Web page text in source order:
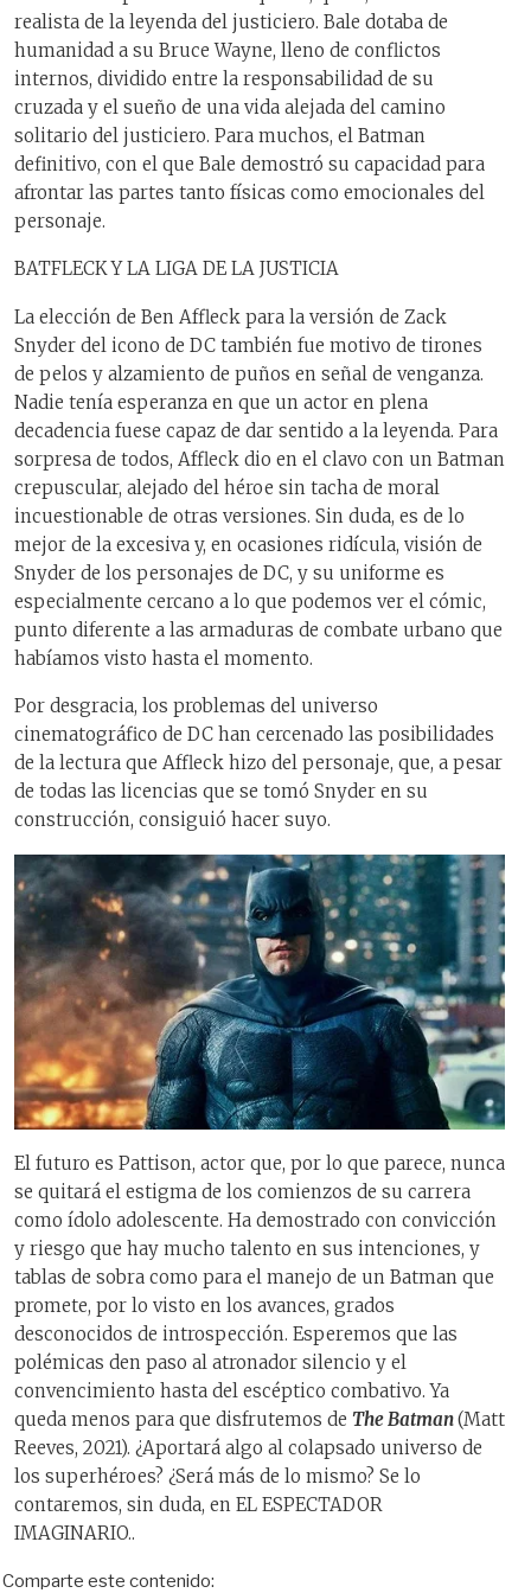
realista de la leyenda del justiciero. Bale dotaba de
humanidad a su Bruce Wayne, lleno de conflictos
internos, dividido entre la responsabilidad de su
cruzada y el sueño de una vida alejada del camino
solitario del justiciero. Para muchos, el Batman
definitivo, con el que Bale demostró su capacidad para
afrontar las partes tanto físicas como emocionales del
personaje.
BATFLECK Y LA LIGA DE LA JUSTICIA
La elección de Ben Affleck para la versión de Zack
Snyder del icono de DC también fue motivo de tirones
de pelos y alzamiento de puños en señal de venganza.
Nadie tenía esperanza en que un actor en plena
decadencia fuese capaz de dar sentido a la leyenda. Para
sorpresa de todos, Affleck dio en el clavo con un Batman
crepuscular, alejado del héroe sin tacha de moral
incuestionable de otras versiones. Sin duda, es de lo
mejor de la excesiva y, en ocasiones ridícula, visión de
Snyder de los personajes de DC, y su uniforme es
especialmente cercano a lo que podemos ver el cómic,
punto diferente a las armaduras de combate urbano que
habíamos visto hasta el momento.
Por desgracia, los problemas del universo
cinematográfico de DC han cercenado las posibilidades
de la lectura que Affleck hizo del personaje, que, a pesar
de todas las licencias que se tomó Snyder en su
construcción, consiguió hacer suyo.
El futuro es Pattison, actor que, por lo que parece, nunca
se quitará el estigma de los comienzos de su carrera
como ídolo adolescente. Ha demostrado con convicción
y riesgo que hay mucho talento en sus intenciones, y
tablas de sobra como para el manejo de un Batman que
promete, por lo visto en los avances, grados
desconocidos de introspección. Esperemos que las
polémicas den paso al atronador silencio y el
convencimiento hasta del escéptico combativo. Ya
queda menos para que disfrutemos de The Batman(Matt
Reeves, 2021). ¿Aportará algo al colapsado universo de
los superhéroes? ¿Será más de lo mismo? Se lo
contaremos, sin duda, en EL ESPECTADOR
IMAGINARIO..
Comparte este contenido: